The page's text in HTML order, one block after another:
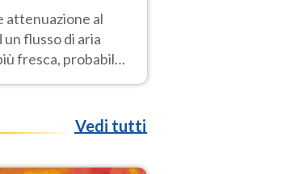
attenuazione al
flusso di aria
fresca, probabile
Vedi tutti